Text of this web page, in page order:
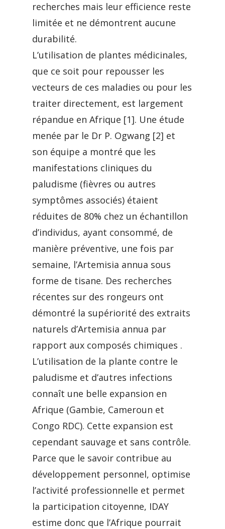
recherches mais leur efficience reste
limitée et ne démontrent aucune
durabilité.
L’utilisation de plantes médicinales,
que ce soit pour repousser les
vecteurs de ces maladies ou pour les
traiter directement, est largement
répandue en Afrique [1]. Une étude
menée par le Dr P. Ogwang [2] et
son équipe a montré que les
manifestations cliniques du
paludisme (fièvres ou autres
symptômes associés) étaient
réduites de 80% chez un échantillon
d’individus, ayant consommé, de
manière préventive, une fois par
semaine, l’Artemisia annua sous
forme de tisane. Des recherches
récentes sur des rongeurs ont
démontré la supériorité des extraits
naturels d’Artemisia annua par
rapport aux composés chimiques .
L’utilisation de la plante contre le
paludisme et d’autres infections
connaît une belle expansion en
Afrique (Gambie, Cameroun et
Congo RDC). Cette expansion est
cependant sauvage et sans contrôle.
Parce que le savoir contribue au
développement personnel, optimise
l’activité professionnelle et permet
la participation citoyenne, IDAY
estime donc que l’Afrique pourrait